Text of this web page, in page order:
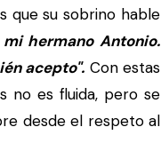
que su sobrino hable
hermano Antonio.
acepto". Con estas
no es fluida, pero se
desde el respeto al